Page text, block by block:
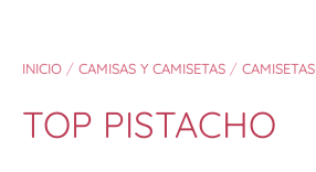
INICIO / CAMISAS Y CAMISETAS / CAMISETAS
TOP PISTACHO